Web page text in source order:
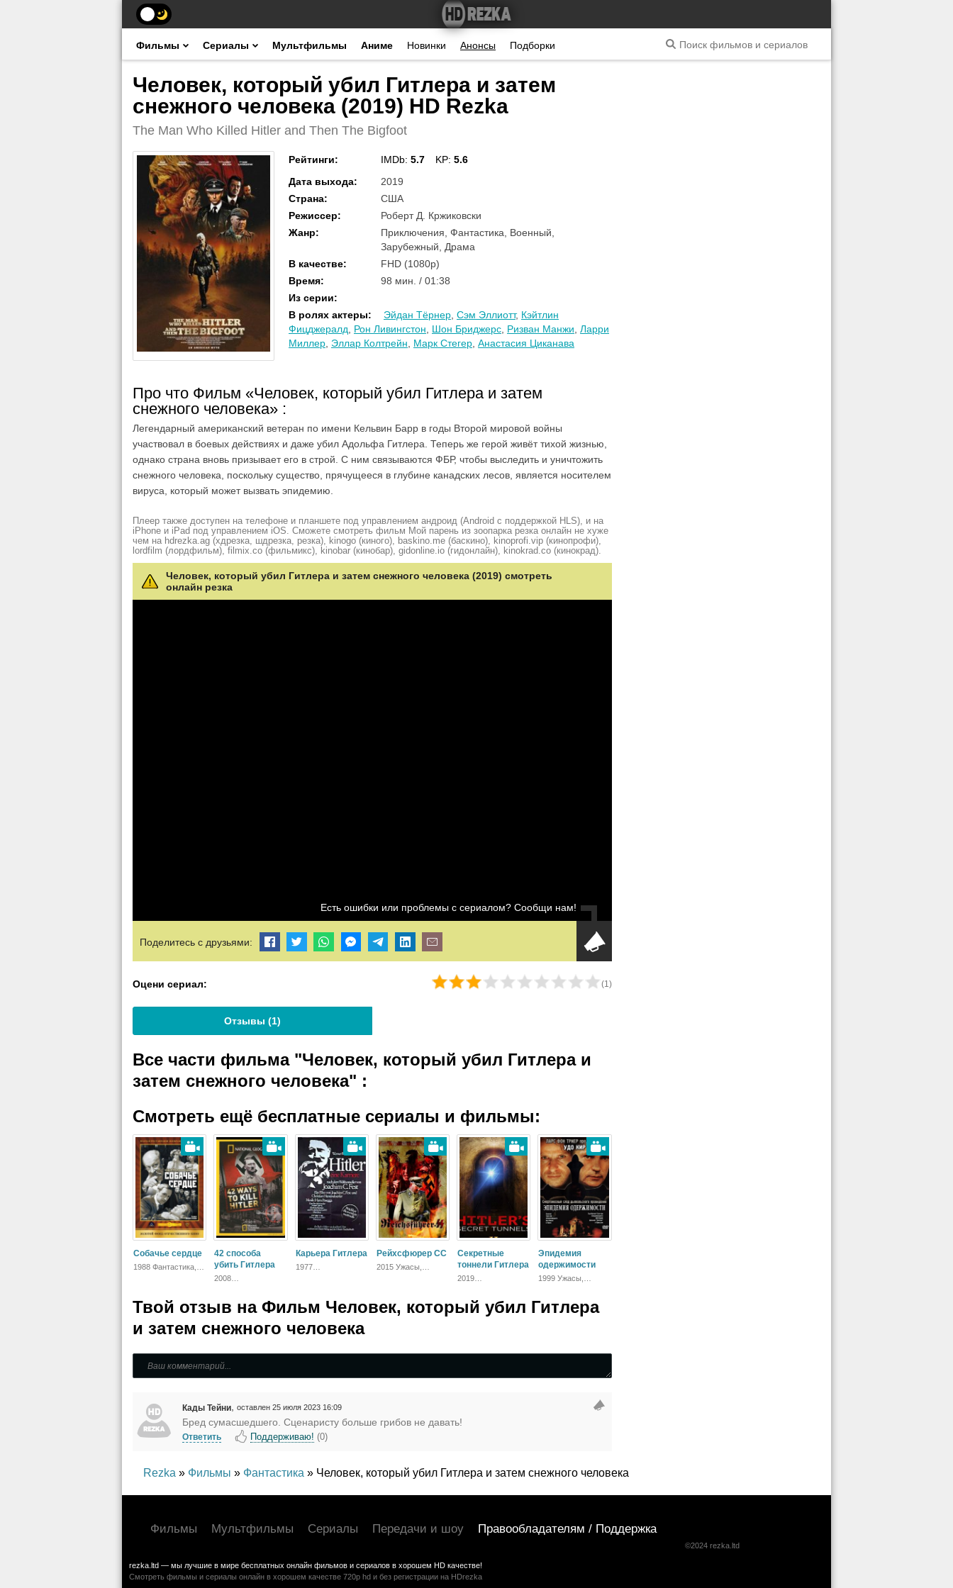
Фильмы Сериалы Мультфильмы Аниме Новинки Анонсы Подборки
Человек, который убил Гитлера и затем
снежного человека (2019) HD Rezka
The Man Who Killed Hitler and Then The Bigfoot
Рейтинги: IMDb: 5.7 KP: 5.6
Дата выхода:
2019
Страна:
США
Режиссер:
Роберт Д. Кржиковски
Жанр:
Приключения, Фантастика, Военный,
Зарубежный, Драма
В качестве:
FHD (1080p)
Время:
98 мин. / 01:38
Из серии:
В ролях актеры: Эйдан Тёрнер Сэм Эллиотт, Кэйтлин
Фицджералд
Рон Ливингстон Шон Бриджерс Ризван Манжи Ларри
Миллер Эллар Колтрейн Марк Стегер Анастасия Циканава
Про что Фильм «Человек, который убил Гитлера и затем
снежного человека» :
Легендарный американский ветеран по имени Кельвин Барр в годы Второй мировой войны
участвовал в боевых действиях и даже убил Адольфа Гитлера. Теперь же герой живёт тихой жизнью,
однако страна вновь призывает его в строй. С ним связываются ФБР, чтобы выследить и уничтожить
снежного человека, поскольку существо, прячущееся в глубине канадских лесов, является носителем
вируса, который может вызвать эпидемию.
Плеер также доступен на телефоне и планшете под управлением андроид (Android с поддержкой HLS), и на
iPhone и iPad под управлением iOS. Сможете смотреть фильм Мой парень из зоопарка резка онлайн не хуже
чем на hdrezka.ag (хдрезка, шдрезка, резка), kinogo (киного), baskino.me (баскино), kinoprofi.vip (кинопрофи),
lordfilm (лордфильм), filmix.co (фильмикс), kinobar (кинобар), gidonline.io (гидонлайн), kinokrad.сo (кинокрад).
Человек, который убил Гитлера и затем снежного человека (2019) смотреть
онлайн резка
Есть ошибки или проблемы с сериалом? Сообщи нам!
Поделитесь с друзьями:
Оцени сериал: (1)
Отзывы (1)
Все части фильма "Человек, который убил Гитлера и
затем снежного человека" :
Смотреть ещё бесплатные сериалы и фильмы:
Собачье сердце
1988 Фантастика,
42 способа
убить Гитлера
2008
Карьера Гитлера
1977
Рейхсфюрер СС
2015 Ужасы,
Секретные
тоннели Гитлера
2019
Эпидемия
одержимости
1999 Ужасы,
Твой отзыв на Фильм Человек, который убил Гитлера
и затем снежного человека
Кады Тейни, оставлен 25 июля 2023 16:09
Бред сумасшедшего. Сценаристу больше грибов не давать!
Ответить Поддерживаю! (0)
Rezka » Фильмы » Фантастика » Человек, который убил Гитлера и затем снежного человека
Фильмы Мультфильмы Сериалы Передачи и шоу Правообладателям / Поддержка
rezka.ltd — мы лучшие в мире бесплатных онлайн фильмов и сериалов в хорошем HD качестве!
Смотреть фильмы и сериалы онлайн в хорошем качестве 720p hd и без регистрации на HDrezka
©2024 rezka.ltd